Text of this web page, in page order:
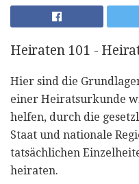
Heiraten 101 -
Hier sind die
einer Heiratsurkunde
helfen, durch die
Staat und nationale
tatsächlichen
heiraten.